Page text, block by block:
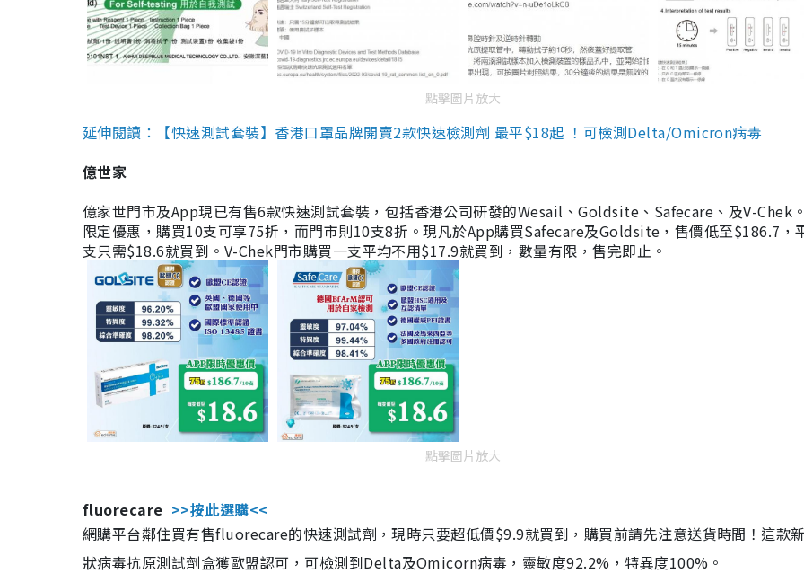
點擊圖片放大
延伸閱讀：【快速測試套裝】香港口罩品牌開賣2款快速檢測劑 最平$18起 ！可檢測Delta/Omicron病毒
億世家
億家世門市及App現已有售6款快速測試套裝，包括香港公司研發的Wesail、Goldsite、Safecare、及V-Chek
限定優惠，購買10支可享75折，而門市則10支8折。現凡於App購買Safecare及Goldsite，售價低至$186.7，
支只需$18.6就買到。V-Chek門市購買一支平均不用$17.9就買到，數量有限，售完即止。
點擊圖片放大
fluorecare >>按此選購<<
網購平台鄰住買有售fluorecare的快速測試劑，現時只要超低價$9.9就買到，購買前請先注意送貨時間！這款
狀病毒抗原測試劑盒獲歐盟認可，可檢測到Delta及Omicorn病毒，靈敏度92.2%，特異度100%。